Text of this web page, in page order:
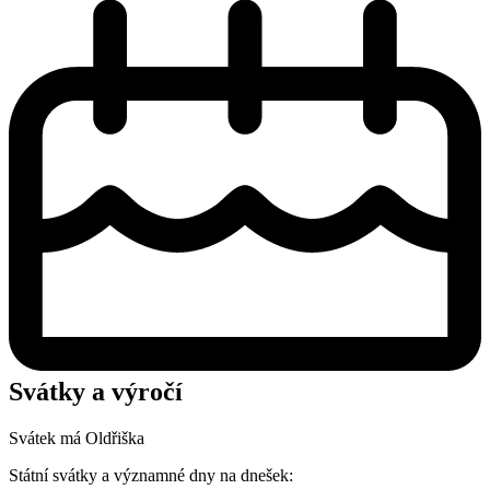
Svátky a výročí
Svátek má Oldřiška
Státní svátky a významné dny na dnešek: